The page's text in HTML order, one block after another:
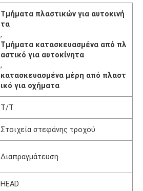
Τμήματα πλαστικών για αυτοκινή
τα
,
Τμήματα κατασκευασμένα από πλ
αστικό για αυτοκίνητα
,
κατασκευασμένα μέρη από πλαστ
ικό για οχήματα
Τ/Τ
Στοιχεία στεφάνης τροχού
Διαπραγμάτευση
HEAD